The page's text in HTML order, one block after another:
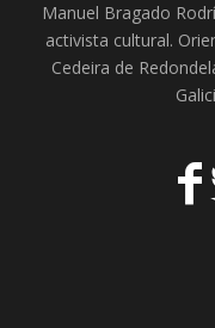
Manuel Bragado
activista cultural.
Cedeira de